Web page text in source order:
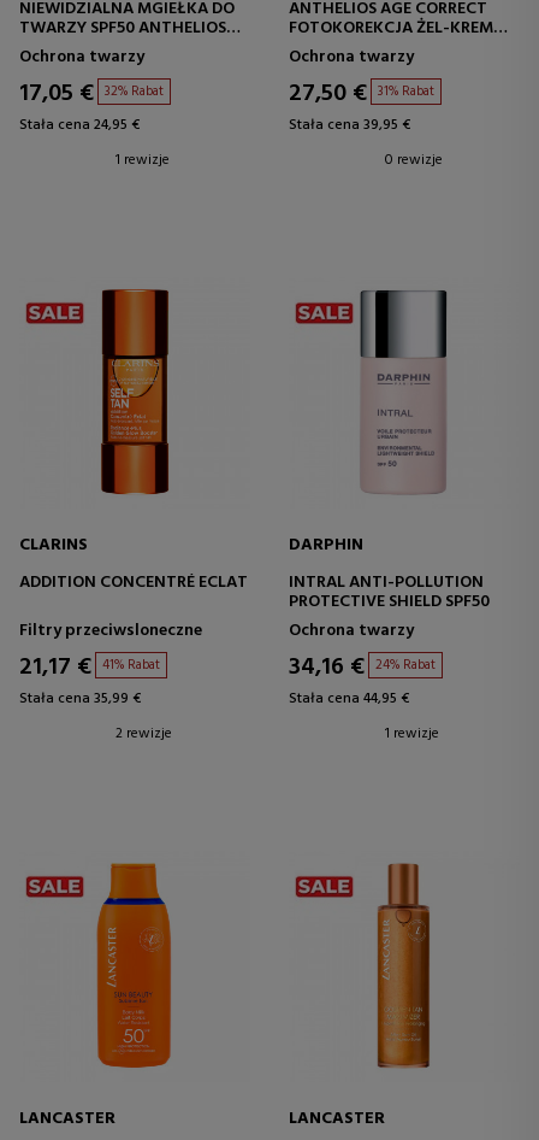
NIEWIDZIALNA MGIEŁKA DO
TWARZY SPF50 ANTHELIOS
ANTI-SHINE
Ochrona twarzy
17,05 € 32% Rabat
Stała cena 24,95 €
1 rewizje
ANTHELIOS AGE CORRECT
FOTOKOREKCJA ŻEL-KREM
SPF50
Ochrona twarzy
27,50 € 31% Rabat
Stała cena 39,95 €
0 rewizje
CLARINS
ADDITION CONCENTRÉ ECLAT
Filtry przeciwsloneczne
21,17 € 41% Rabat
Stała cena 35,99 €
2 rewizje
DARPHIN
INTRAL ANTI-POLLUTION
PROTECTIVE SHIELD SPF50
Ochrona twarzy
34,16 € 24% Rabat
Stała cena 44,95 €
1 rewizje
LANCASTER
LANCASTER